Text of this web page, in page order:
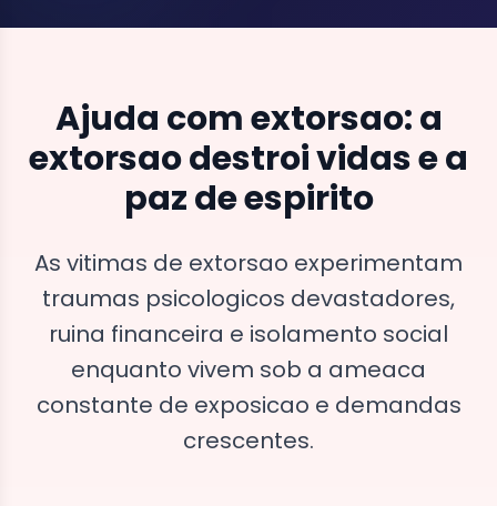
Ajuda com extorsao: a
extorsao destroi vidas e a
paz de espirito
As vitimas de extorsao experimentam
traumas psicologicos devastadores,
ruina financeira e isolamento social
enquanto vivem sob a ameaca
constante de exposicao e demandas
crescentes.